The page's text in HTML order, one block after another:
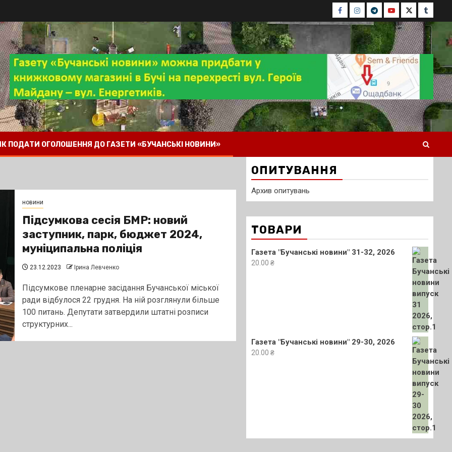
Facebook
Instagram
TelegramYoutubeTwitterTumblr
ПОДАТИ ОГОЛОШЕННЯ ДО ГАЗЕТИ «БУЧАНСЬКІ НОВИНИ»
новини
Підсумкова сесія БМР: новий
заступник, парк, бюджет 2024,
муніципальна поліція
23.12.2023 Ірина Левченко
Підсумкове пленарне засідання Бучанської міської
ради відбулося 22 грудня. На ній розглянули більше
100 питань. Депутати затвердили штатні розписи
структурних...
ОПИТУВАННЯ
Архив опитувань
ТОВАРИ
Газета "Бучанські новини" 31-32, 2026
20.00 ₴
Газета "Бучанські новини" 29-30, 2026
20.00 ₴